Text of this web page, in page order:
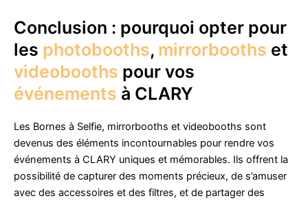
Conclusion : pourquoi opter pour
les photobooths, mirrorbooths et
videobooths pour vos
événements à CLARY
Les Bornes à Selfie, mirrorbooths et videobooths sont
devenus des éléments incontournables pour rendre vos
événements à CLARY uniques et mémorables. Ils offrent la
possibilité de capturer des moments précieux, de s’amuser
avec des accessoires et des filtres, et de partager des